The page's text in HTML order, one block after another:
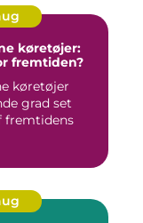
køretøjer:
fremtiden?
køretøjer
grad set
fremtidens